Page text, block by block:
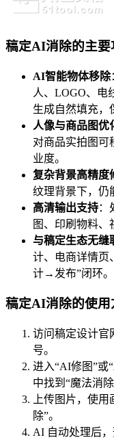
稿定AI消除的主要
AI智能物体移除
人、LOGO、电
生成自然填充，
人像与商品图优
对商品实拍图可
业度。
复杂背景高精度
纹理背景下，仍
高清输出支持：
图、印刷物料、
与稿定生态无缝
计、电商详情页
计→发布”闭环。
稿定AI消除的使用
访问稿定设计官
号。
进入“AI修图”或
中找到“魔法消除
上传图片，使
除”。
AI 自动处理后